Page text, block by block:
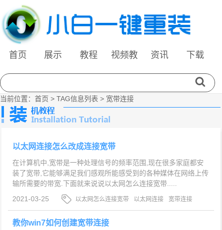
首页 展示 教程
视频教
资讯 下载
当前位置： 首页 > TAG信息列表 > 宽带连接
以太网连接怎么改成连接宽带
在计算机中,宽带是一种处理信号的频率范围,现在很多家庭都安
装了宽带,它能够满足我们感观所能感受到的各种媒体在网络上传
输所需要的带宽.下面就来说说以太网怎么连接宽带.....
2021-03-25
以太网怎么连接宽带 以太网连接 宽带连接
教你win7如何创建宽带连接